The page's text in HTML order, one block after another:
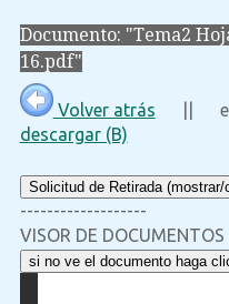
Documento: "Tema2
16.pdf"
Volver atrás ||
descargar (B)
Solicitud de Retirada (mostrar/
-------------------
VISOR DE DOCUMENTOS
si no ve el documento haga